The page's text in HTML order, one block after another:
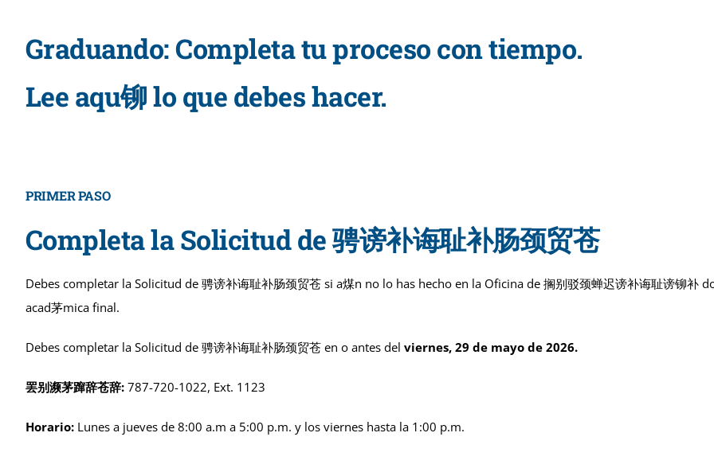
Graduando: Completa tu proceso con tiempo.
Lee aqu铆 lo que debes hacer.
PRIMER PASO
Completa la Solicitud de 骋谤补诲耻补肠颈贸苍
Debes completar la Solicitud de 骋谤补诲耻补肠颈贸苍 si a煤n no lo has hecho en la Oficina de 搁别驳颈蝉迟谤补诲耻谤铆补
acad茅mica final.
Debes completar la Solicitud de 骋谤补诲耻补肠颈贸苍 en o antes del viernes, 29 de mayo de 2026.
罢别濒茅蹿辞苍辞: 787-720-1022, Ext. 1123
Horario:Lunes a jueves de 8:00 a.m a 5:00 p.m. y los viernes hasta la 1:00 p.m.